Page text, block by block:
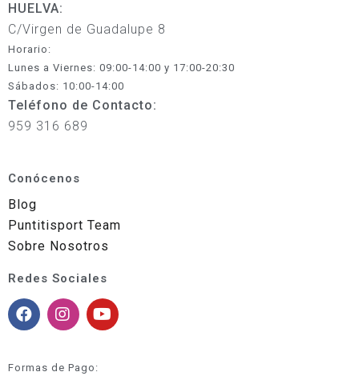
HUELVA:
C/Virgen de Guadalupe 8
Horario:
Lunes a Viernes: 09:00-14:00 y 17:00-20:30
Sábados: 10:00-14:00
Teléfono de Contacto:
959 316 689
Conócenos
Blog
Puntitisport Team
Sobre Nosotros
Redes Sociales
Formas de Pago: